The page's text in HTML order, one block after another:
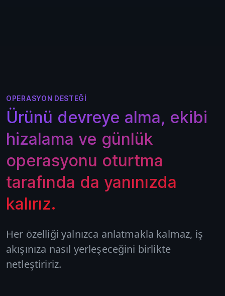
OPERASYON DESTEĞI
Ürünü devreye alma, ekibi
hizalama ve günlük
operasyonu oturtma
tarafında da yanınızda
kalırız.
Her özelliği yalnızca anlatmakla kalmaz, iş
akışınıza nasıl yerleşeceğini birlikte
netleştiririz.